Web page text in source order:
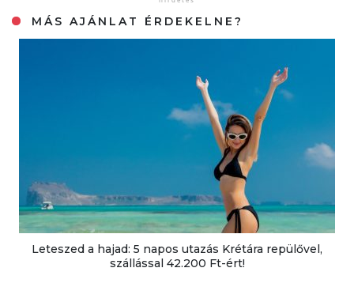
MÁS AJÁNLAT ÉRDEKELNE?
Leteszed a hajad: 5 napos utazás Krétára repülővel,
szállással 42.200 Ft-ért!